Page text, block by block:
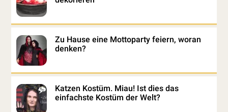
Zu Hause eine Mottoparty feiern, woran
denken?
Katzen Kostüm. Miau! Ist dies das
einfachste Kostüm der Welt?